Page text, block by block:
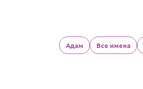
Адам Все имена